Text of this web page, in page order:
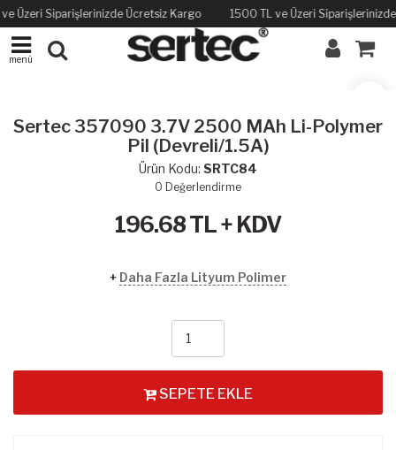
Üzeri Siparişlerinizde Ücretsiz Kargo 1500 TL ve Üzeri
menü
Sertec 357090 3.7V 2500 MAh Li-Polymer
Pil (Devreli/1.5A)
Ürün Kodu: SRTC84
0 Değerlendirme
196.68TL + KDV
+ Daha Fazla Lityum Polimer
SEPETE EKLE